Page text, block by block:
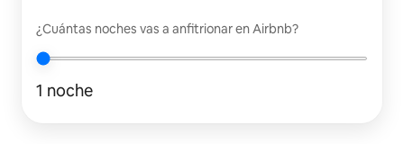
¿Cuántas noches vas a anfitrionar en Airbnb?
1 noche